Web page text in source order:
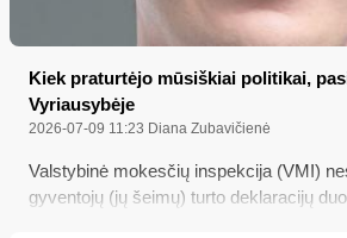
Kiek praturtėjo mūsiškiai politikai,
Vyriausybėje
2026-07-09 11:23 Diana Zubavičienė
Valstybinė mokesčių inspekcija (VMI)
gyventojų (jų šeimų) turto deklaracijų